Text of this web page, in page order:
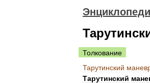
Толкование
Тарутинский
Тарутинский